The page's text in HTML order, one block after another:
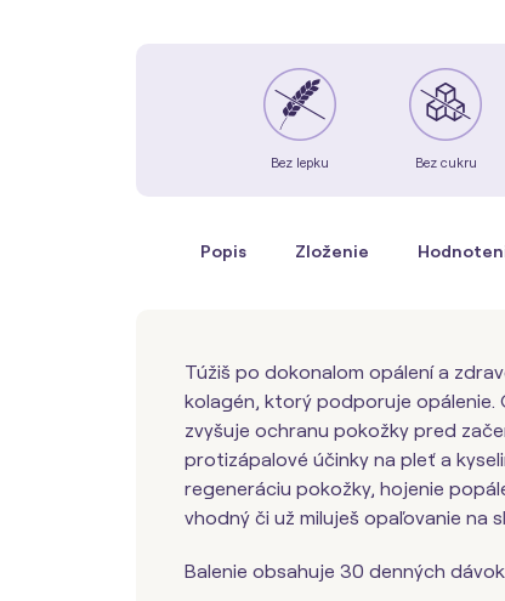
Bez lepku Bez cukru
Popis Zloženie
Túžiš po dokonalom opálení a
kolagén, ktorý podporuje
zvyšuje ochranu pokožky pred
protizápalové účinky na pleť a
regeneráciu pokožky, hojenie
vhodný či už miluješ opaľovanie na
Balenie obsahuje 30 denných